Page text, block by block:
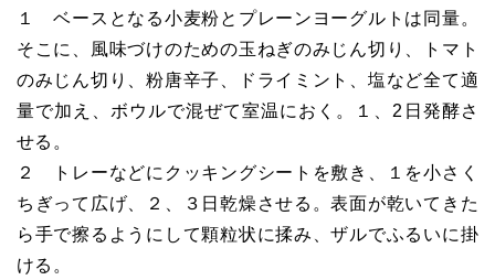
１ ベースとなる小麦粉とプレーンヨーグルトは同量。
そこに、風味づけのための玉ねぎのみじん切り、トマト
のみじん切り、粉唐辛子、ドライミント、塩など全て適
量で加え、ボウルで混ぜて室温におく。１、2日発酵さ
せる。
２ トレーなどにクッキングシートを敷き、１を小さく
ちぎって広げ、２、３日乾燥させる。表面が乾いてきた
ら手で擦るようにして顆粒状に揉み、ザルでふるいに掛
ける。